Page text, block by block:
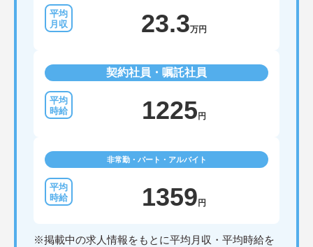
23.3万円
契約社員・嘱託社員
1225 円
非常勤・パート・アルバイト
1359 円
※掲載中の求人情報をもとに平均月収・平均時給を